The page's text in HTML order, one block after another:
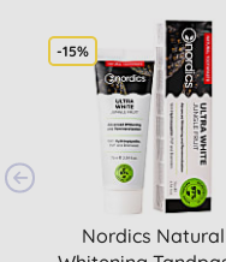
-15%
Nordics Natural